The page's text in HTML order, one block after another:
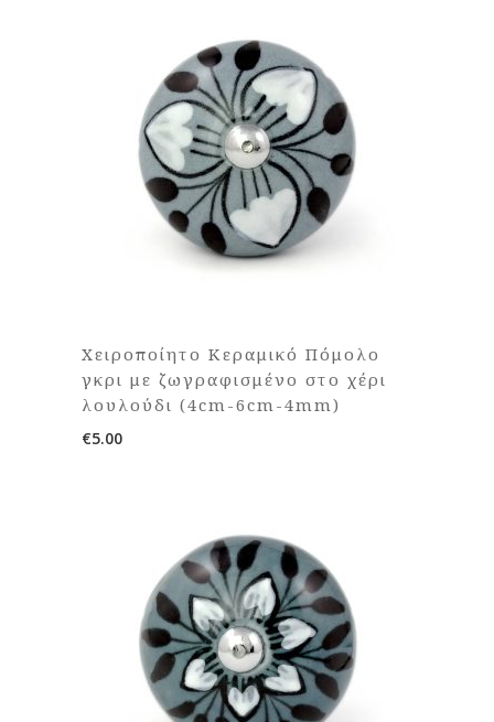
Χειροποίητο Κεραμικό Πόμολο
γκρι με ζωγραφισμένο στο χέρι
λουλούδι (4cm-6cm-4mm)
€5.00